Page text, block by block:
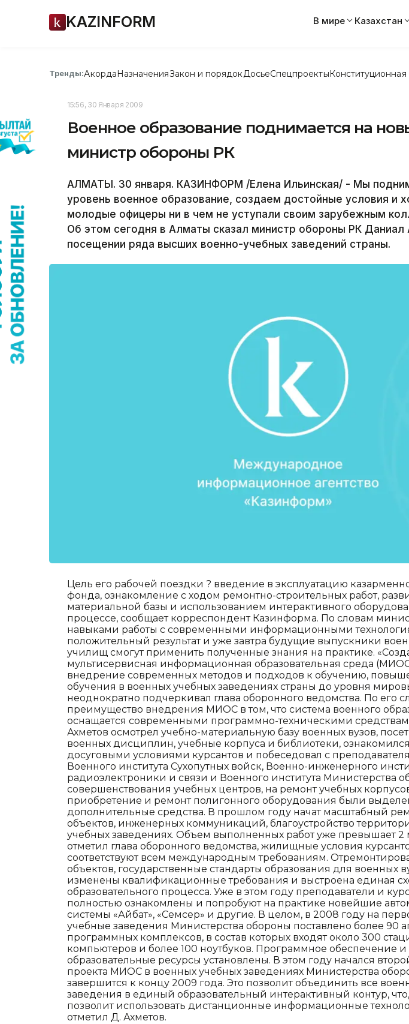
KAZINFORM В мире Казахстан
Тренды:АкордаНазначенияЗакон и порядок ДосьеСпецпроекты
15:56, 30 Января 2009
Военное образование поднимается на
министр обороны РК
АЛМАТЫ. 30 января. КАЗИНФОРМ /Елена Ильинская/ - Мы
уровень военное образование, создаем достойные условия и
молодые офицеры ни в чем не уступали своим зарубежным
Об этом сегодня в Алматы сказал министр обороны РК Даниал
посещении ряда высших военно-учебных заведений страны.
Цель его рабочей поездки ? введение в эксплуатацию
фонда, ознакомление с ходом ремонтно-строительных работ,
материальной базы и использованием интерактивного
процессе, сообщает корреспондент Казинформа. По словам
навыками работы с современными информационными
положительный результат и уже завтра будущие выпускники
училищ смогут применить полученные знания на практике.
мультисервисная информационная образовательная среда
внедрение современных методов и подходов к обучению,
обучения в военных учебных заведениях страны до уровня
неоднократно подчеркивал глава оборонного ведомства. По его
преимущество внедрения МИОС в том, что система военного
оснащается современными программно-техническими
Ахметов осмотрел учебно-материальную базу военных вузов,
военных дисциплин, учебные корпуса и библиотеки,
досуговыми условиями курсантов и побеседовал с
Военного института Сухопутных войск, Военно-инженерного
радиоэлектроники и связи и Военного института Министерства
совершенствования учебных центров, на ремонт учебных
приобретение и ремонт полигонного оборудования были
дополнительные средства. В прошлом году начат масштабный
объектов, инженерных коммуникаций, благоустройство
учебных заведениях. Объем выполненных работ уже превышает 2
отметил глава оборонного ведомства, жилищные условия
соответствуют всем международным требованиям.
объектов, государственные стандарты образования для военных
изменены квалификационные требования и выстроена единая
образовательного процесса. Уже в этом году преподаватели и
полностью ознакомлены и попробуют на практике новейшие
системы «Айбат», «Семсер» и другие. В целом, в 2008 году на
учебные заведения Министерства обороны поставлено более 90
программных комплексов, в состав которых входят около 300
компьютеров и более 100 ноутбуков. Программное обеспечение
образовательные ресурсы установлены. В этом году начался
проекта МИОС в военных учебных заведениях Министерства
завершится к концу 2009 года. Это позволит объединить все
заведения в единый образовательный интерактивный контур,
позволит использовать дистанционные информационные
отметил Д. Ахметов.